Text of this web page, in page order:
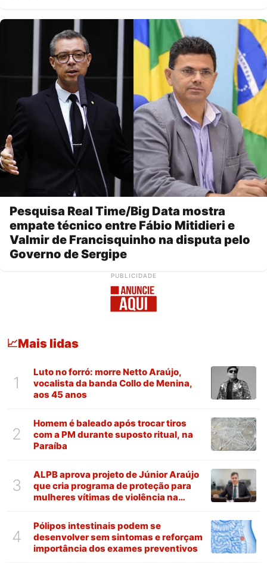
Pesquisa Real Time/Big Data mostra
empate técnico entre Fábio Mitidieri e
Valmir de Francisquinho na disputa pelo
Governo de Sergipe
PUBLICIDADE
📈Mais lidas
1
Luto no forró: morre Netto Araújo,
vocalista da banda Collo de Menina,
aos 45 anos
2
Homem é baleado após trocar tiros
com a PM durante suposto ritual, na
Paraíba
3
ALPB aprova projeto de Júnior Araújo
que cria programa de proteção para
mulheres vítimas de violência na
4
Pólipos intestinais podem se
desenvolver sem sintomas e reforçam
importância dos exames preventivos